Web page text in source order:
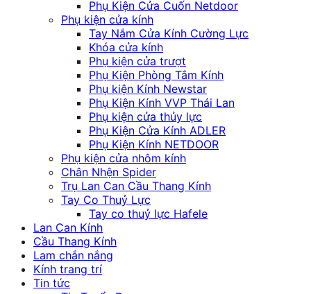
Phụ Kiện Cửa Cuốn Netdoor
Phụ kiện cửa kính
Tay Nắm Cửa Kính Cường Lực
Khóa cửa kính
Phụ kiện cửa trượt
Phụ Kiện Phòng Tắm Kính
Phụ kiện Kính Newstar
Phụ Kiện Kính VVP Thái Lan
Phụ kiện cửa thủy lực
Phụ Kiện Cửa Kính ADLER
Phụ Kiện Kính NETDOOR
Phụ kiện cửa nhôm kính
Chân Nhện Spider
Trụ Lan Can Cầu Thang Kính
Tay Co Thuỷ Lực
Tay co thuỷ lực Hafele
Lan Can Kính
Cầu Thang Kính
Lam chắn nắng
Kính trang trí
Tin tức